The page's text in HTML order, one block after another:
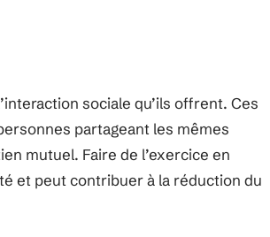
sociale qu’ils offrent. Ces
partageant les mêmes
mutuel. Faire de l’exercice en
et peut contribuer à la réduction du